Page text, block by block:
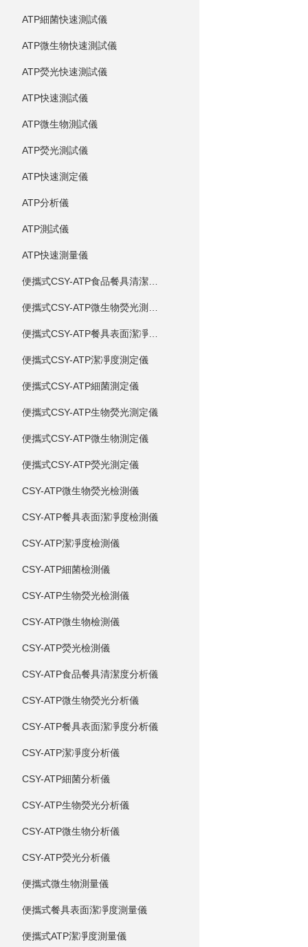
ATP細菌快速測試儀
ATP微生物快速測試儀
ATP熒光快速測試儀
ATP快速測試儀
ATP微生物測試儀
ATP熒光測試儀
ATP快速測定儀
ATP分析儀
ATP測試儀
ATP快速測量儀
便攜式CSY-ATP潔凈度測定儀
便攜式CSY-ATP細菌測定儀
便攜式CSY-ATP生物熒光測定儀
便攜式CSY-ATP微生物測定儀
便攜式CSY-ATP熒光測定儀
CSY-ATP微生物熒光檢測儀
CSY-ATP餐具表面潔凈度檢測儀
CSY-ATP潔凈度檢測儀
CSY-ATP細菌檢測儀
CSY-ATP生物熒光檢測儀
CSY-ATP微生物檢測儀
CSY-ATP熒光檢測儀
CSY-ATP食品餐具清潔度分析儀
CSY-ATP微生物熒光分析儀
CSY-ATP餐具表面潔凈度分析儀
CSY-ATP潔凈度分析儀
CSY-ATP細菌分析儀
CSY-ATP生物熒光分析儀
CSY-ATP微生物分析儀
CSY-ATP熒光分析儀
便攜式微生物測量儀
便攜式餐具表面潔凈度測量儀
便攜式ATP潔凈度測量儀